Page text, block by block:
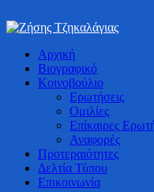
Ζήσης
Bουλευτής Ν. Καστοριάς
Αρχική
Βιογραφικό
Κοινοβούλιο
Ερωτήσεις
Ομιλίες
Επίκαιρες
Αναφορές
Προτεραιότητες
Δελτία Τύπου
Επικοινωνία